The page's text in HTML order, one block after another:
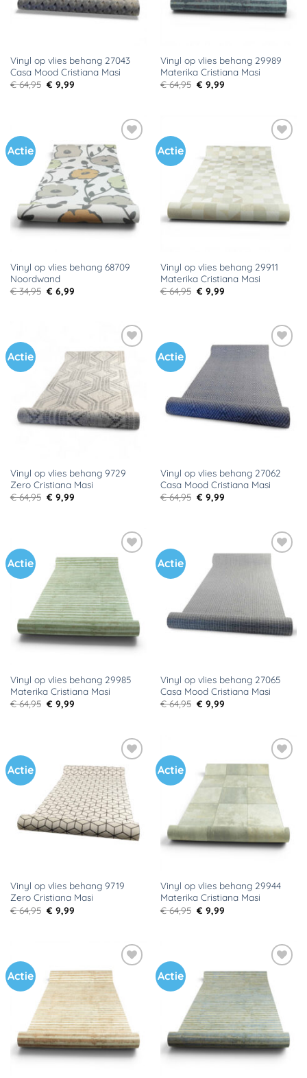
Vinyl op vlies behang 27043
Casa Mood Cristiana Masi
€64,95 Oorspronkelijke
prijs
€ 9,99Huidige
Vinyl op vlies behang 29989
Materika Cristiana Masi
€64,95 Oorspronkelijke
prijs
€ 9,99Huidige
Actie
Toevoegen
aan
verlanglijst
Vinyl op vlies behang 68709
Noordwand
€34,95 Oorspronkelijke
prijs
€ 6,99Huidige
Actie
Toevoegen
aan
verlanglijst
Vinyl op vlies behang 29911
Materika Cristiana Masi
€64,95 Oorspronkelijke
prijs
€ 9,99Huidige
Actie
Toevoegen
aan
verlanglijst
Vinyl op vlies behang 9729
Zero Cristiana Masi
€64,95 Oorspronkelijke
prijs
€ 9,99Huidige
Actie
Toevoegen
aan
verlanglijst
Vinyl op vlies behang 27062
Casa Mood Cristiana Masi
€64,95 Oorspronkelijke
prijs
€ 9,99Huidige
Actie
Toevoegen
aan
verlanglijst
Vinyl op vlies behang 29985
Materika Cristiana Masi
€64,95 Oorspronkelijke
prijs
€ 9,99Huidige
Actie
aan
verlanglijst
Vinyl op vlies behang 27065
Casa Mood Cristiana Masi
€64,95 Oorspronkelijke
prijs
€ 9,99Huidige
Actie
Toevoegen
aan
verlanglijst
Vinyl op vlies behang 9719
Zero Cristiana Masi
€64,95 Oorspronkelijke
prijs
€ 9,99Huidige
Actie
Toevoegen
aan
verlanglijst
Vinyl op vlies behang 29944
Materika Cristiana Masi
€64,95 Oorspronkelijke
prijs
€ 9,99Huidige
Actie
Toevoegen
aan
verlanglijst
Actie
Toevoegen
aan
verlanglijst